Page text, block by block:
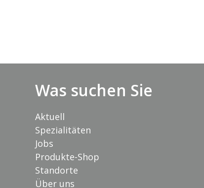
Was suchen Sie
Aktuell
Spezialitäten
Jobs
Produkte-Shop
Standorte
Über uns